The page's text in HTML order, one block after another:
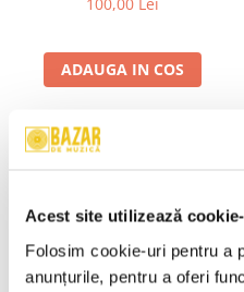
Acest site utilizează
Folosim cookie-uri pentru a
anunțurile, pentru a oferi
ADAUGA IN COS
Unknown Artist - Povești ,